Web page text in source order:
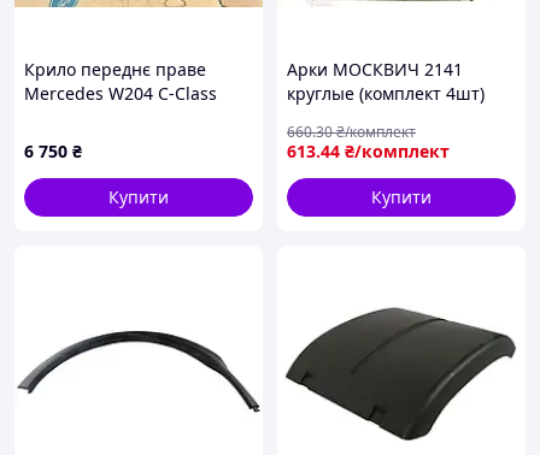
Крило переднє праве
Mercedes W204 C-Class
6 750 ₴
Купити
Арки МОСКВИЧ 2141
круглые (комплект 4шт)
ПД 151297
613.44 ₴/комплект
660.30₴/комплект
Купити